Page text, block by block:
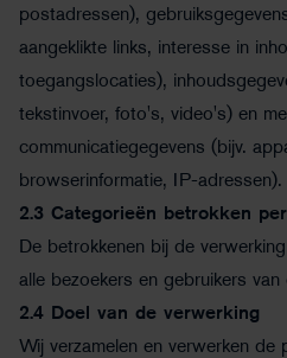
postadressen),
aangeklikte links, interesse in
toegangslocaties),
tekstinvoer, foto's, video's) en
communicatiegegevens (bijv.
browserinformatie, IP-adressen).
2.3 Categorieën betrokken
De betrokkenen bij de
alle bezoekers en gebruikers
2.4 Doel van de verwerking
Wij verzamelen en verwerken